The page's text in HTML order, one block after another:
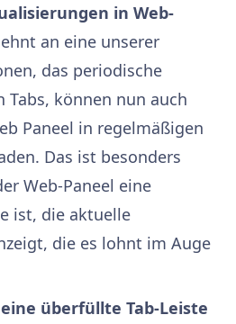
in Web-
an eine unserer
das periodische
Tabs, können nun auch
Paneel in regelmäßigen
Das ist besonders
Web-Paneel eine
ist, die aktuelle
die es lohnt im Auge
überfüllte Tab-Leiste